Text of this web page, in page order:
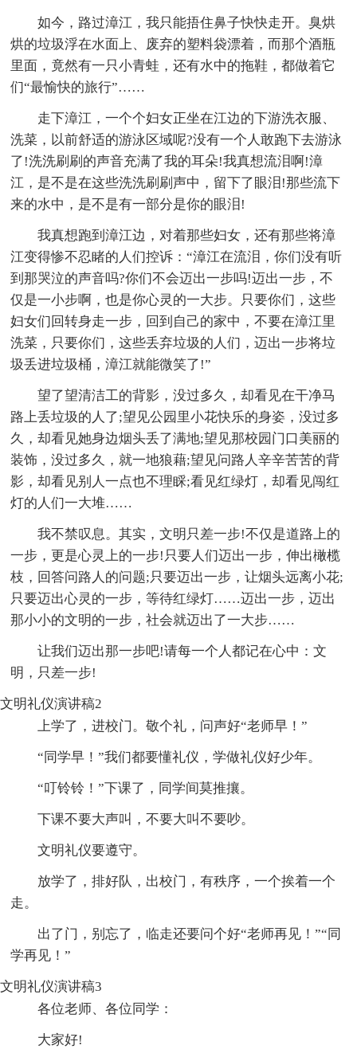
如今，路过漳江，我只能捂住鼻子快快走开。臭烘
烘的垃圾浮在水面上、废弃的塑料袋漂着，而那个酒瓶
里面，竟然有一只小青蛙，还有水中的拖鞋，都做着它
们“最愉快的旅行”……
走下漳江，一个个妇女正坐在江边的下游洗衣服、
洗菜，以前舒适的游泳区域呢?没有一个人敢跑下去游泳
了!洗洗刷刷的声音充满了我的耳朵!我真想流泪啊!漳
江，是不是在这些洗洗刷刷声中，留下了眼泪!那些流下
来的水中，是不是有一部分是你的眼泪!
我真想跑到漳江边，对着那些妇女，还有那些将漳
江变得惨不忍睹的人们控诉：“漳江在流泪，你们没有听
到那哭泣的声音吗?你们不会迈出一步吗!迈出一步，不
仅是一小步啊，也是你心灵的一大步。只要你们，这些
妇女们回转身走一步，回到自己的家中，不要在漳江里
洗菜，只要你们，这些丢弃垃圾的人们，迈出一步将垃
圾丢进垃圾桶，漳江就能微笑了!”
望了望清洁工的背影，没过多久，却看见在干净马
路上丢垃圾的人了;望见公园里小花快乐的身姿，没过多
久，却看见她身边烟头丢了满地;望见那校园门口美丽的
装饰，没过多久，就一地狼藉;望见问路人辛辛苦苦的背
影，却看见别人一点也不理睬;看见红绿灯，却看见闯红
灯的人们一大堆……
我不禁叹息。其实，文明只差一步!不仅是道路上的
一步，更是心灵上的一步!只要人们迈出一步，伸出橄榄
枝，回答问路人的问题;只要迈出一步，让烟头远离小花;
只要迈出心灵的一步，等待红绿灯……迈出一步，迈出
那小小的文明的一步，社会就迈出了一大步……
让我们迈出那一步吧!请每一个人都记在心中：文
明，只差一步!
文明礼仪演讲稿2
上学了，进校门。敬个礼，问声好“老师早！”
“同学早！”我们都要懂礼仪，学做礼仪好少年。
“叮铃铃！”下课了，同学间莫推攘。
下课不要大声叫，不要大叫不要吵。
文明礼仪要遵守。
放学了，排好队，出校门，有秩序，一个挨着一个
走。
出了门，别忘了，临走还要问个好“老师再见！”“同
学再见！”
文明礼仪演讲稿3
各位老师、各位同学：
大家好!